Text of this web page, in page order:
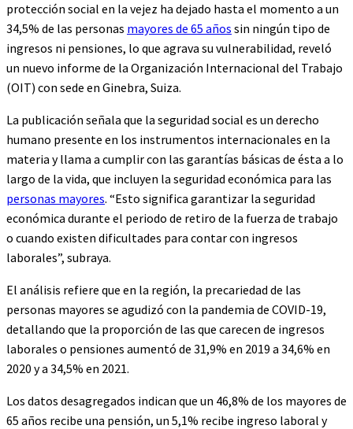
protección social en la vejez ha dejado hasta el momento a un
34,5% de las personas mayores de 65 años sin ningún tipo de
ingresos ni pensiones, lo que agrava su vulnerabilidad, reveló
un nuevo informe de la Organización Internacional del Trabajo
(OIT) con sede en Ginebra, Suiza.
La publicación señala que la seguridad social es un derecho
humano presente en los instrumentos internacionales en la
materia y llama a cumplir con las garantías básicas de ésta a lo
largo de la vida, que incluyen la seguridad económica para las
personas mayores. “Esto significa garantizar la seguridad
económica durante el periodo de retiro de la fuerza de trabajo
o cuando existen dificultades para contar con ingresos
laborales”, subraya.
El análisis refiere que en la región, la precariedad de las
personas mayores se agudizó con la pandemia de COVID-19,
detallando que la proporción de las que carecen de ingresos
laborales o pensiones aumentó de 31,9% en 2019 a 34,6% en
2020 y a 34,5% en 2021.
Los datos desagregados indican que un 46,8% de los mayores de
65 años recibe una pensión, un 5,1% recibe ingreso laboral y